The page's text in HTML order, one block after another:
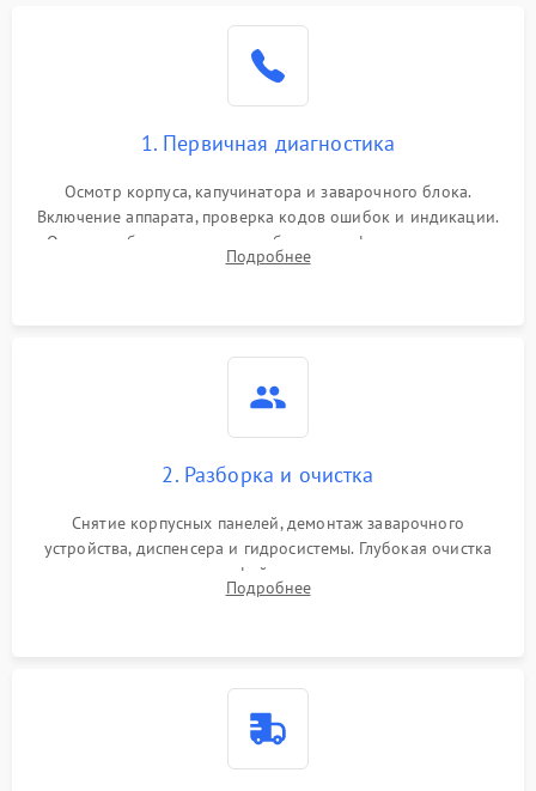
1. Первичная диагностика
Осмотр корпуса, капучинатора и заварочного блока.
Включение аппарата, проверка кодов ошибок и индикации.
Оценка работы помпы, термоблока и кофемолки на слух.
Измерение температуры и давления воды для выявления
Подробнее
2. Разборка и очистка
Снятие корпусных панелей, демонтаж заварочного
устройства, диспенсера и гидросистемы. Глубокая очистка
внутренних узлов от кофейных масел, жмыха и накипи.
Промывка дренажных каналов и фильтров с использованием
Подробнее